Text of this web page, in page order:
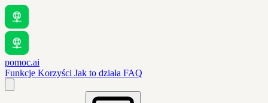
pomoc.ai
Funkcje Korzyści Jak to działa FAQ